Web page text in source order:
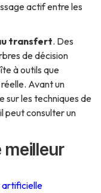
actif entre les
transfert. Des
de décision
à outils que
Avant un
sur les techniques de
peut consulter un
meilleur
artificielle